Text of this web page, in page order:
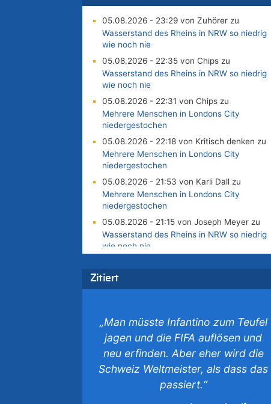
05.08.2026 - 23:29 von Zuhörer zu
Wasserstand des Rheins in NRW so niedrig
wie noch nie
05.08.2026 - 22:35 von Chips zu
Wasserstand des Rheins in NRW so niedrig
wie noch nie
05.08.2026 - 22:31 von Chips zu
Mehrere Menschen in Londons City
niedergestochen
05.08.2026 - 22:18 von Kritisch denken zu
Mehrere Menschen in Londons City
niedergestochen
05.08.2026 - 21:53 von Karli Dall zu
Mehrere Menschen in Londons City
niedergestochen
05.08.2026 - 21:15 von Joseph Meyer zu
Wasserstand des Rheins in NRW so niedrig
wie noch nie
Wasserstand des Rheins in NRW so niedrig
Kommentargremium zu
Wie kam es zur Ceuta-Krise?
05.08.2026 - 20:50 von Tierexperte zu
Aachen ab 11. August wieder Mekka des
Pferdesports – Belgien setzt bei Reit-WM auf
starke Springreiter
Zitiert
„Man müsste Infantino zum Teufel
jagen und die FIFA auflösen und
neu erfinden. Aber eher wird die
Schweiz Weltmeister, als dass das
passiert.“